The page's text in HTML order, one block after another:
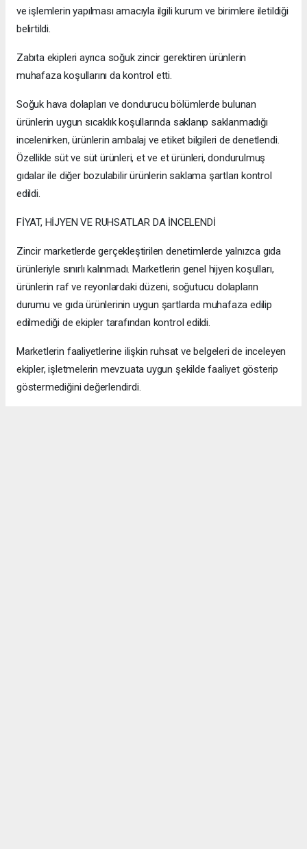
ve işlemlerin yapılması amacıyla ilgili kurum ve birimlere iletildiği
belirtildi.
Zabıta ekipleri ayrıca soğuk zincir gerektiren ürünlerin
muhafaza koşullarını da kontrol etti.
Soğuk hava dolapları ve dondurucu bölümlerde bulunan
ürünlerin uygun sıcaklık koşullarında saklanıp saklanmadığı
incelenirken, ürünlerin ambalaj ve etiket bilgileri de denetlendi.
Özellikle süt ve süt ürünleri, et ve et ürünleri, dondurulmuş
gıdalar ile diğer bozulabilir ürünlerin saklama şartları kontrol
edildi.
FİYAT, HİJYEN VE RUHSATLAR DA İNCELENDİ
Zincir marketlerde gerçekleştirilen denetimlerde yalnızca gıda
ürünleriyle sınırlı kalınmadı. Marketlerin genel hijyen koşulları,
ürünlerin raf ve reyonlardaki düzeni, soğutucu dolapların
durumu ve gıda ürünlerinin uygun şartlarda muhafaza edilip
edilmediği de ekipler tarafından kontrol edildi.
Marketlerin faaliyetlerine ilişkin ruhsat ve belgeleri de inceleyen
ekipler, işletmelerin mevzuata uygun şekilde faaliyet gösterip
göstermediğini değerlendirdi.